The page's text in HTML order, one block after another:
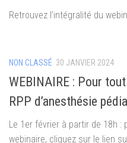
Retrouvez l’intégralité du
NON CLASSÉ 30 JANVIER 2024
WEBINAIRE : Pour
RPP d’anesthésie
Le 1er février à partir de 18h
webinaire, cliquez sur le lien